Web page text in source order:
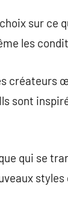
sur
les
sont
qui se